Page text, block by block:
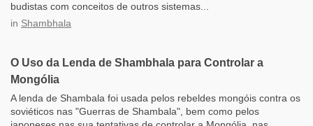
budistas com conceitos de outros sistemas...
in Shambhala
O Uso da Lenda de Shambhala para Controlar a
Mongólia
A lenda de Shambala foi usada pelos rebeldes mongóis contra os
soviéticos nas "Guerras de Shambala", bem como pelos